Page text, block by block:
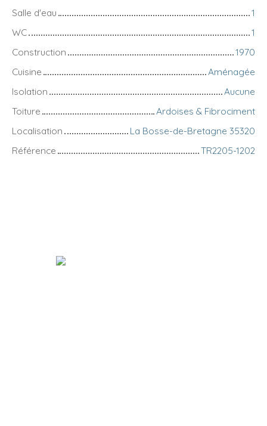
Salle d'eau
1
WC
1
Construction
1970
Cuisine
Aménagée
Isolation
Aucune
Toiture
Ardoises & Fibrociment
Localisation
La Bosse-de-Bretagne 35320
Référence
TR2205-1202